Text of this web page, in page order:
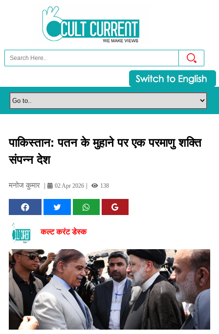
पाकिस्तान: पतन के मुहाने पर एक परमाणु शक्ति
संपन्न देश
मनोज कुमार| 02 Apr 2026| 138
कल्ट करंट डेस्क